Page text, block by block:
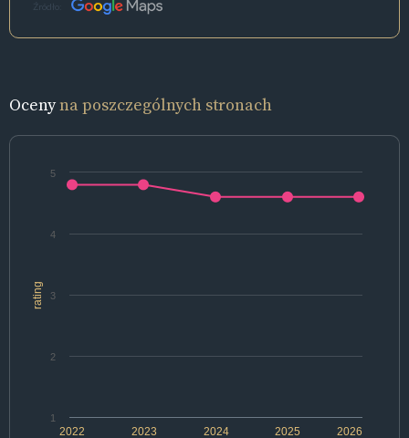
Źródło:
Ocenyna poszczególnych stronach
rating
2022 2024 2026
2023 2025
1
2
3
4
5